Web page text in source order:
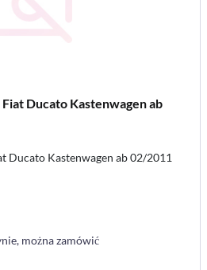
Ducato Kastenwagen ab
Ducato Kastenwagen ab 02/2011
można zamówić